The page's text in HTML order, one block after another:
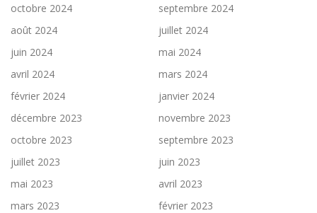
octobre 2024
septembre 2024
août 2024
juillet 2024
juin 2024
mai 2024
avril 2024
mars 2024
février 2024
janvier 2024
décembre 2023
novembre 2023
octobre 2023
septembre 2023
juillet 2023
juin 2023
mai 2023
avril 2023
mars 2023
février 2023